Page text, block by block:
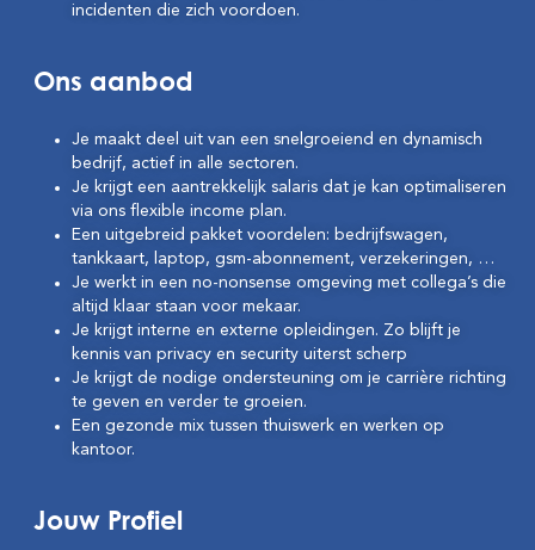
incidenten die zich voordoen.
Ons aanbod
Je maakt deel uit van een snelgroeiend en dynamisch
bedrijf, actief in alle sectoren.
Je krijgt een aantrekkelijk salaris dat je kan optimaliseren
via ons flexible income plan.
Een uitgebreid pakket voordelen: bedrijfswagen,
tankkaart, laptop, gsm-abonnement, verzekeringen, …
Je werkt in een no-nonsense omgeving met collega’s die
altijd klaar staan voor mekaar.
Je krijgt interne en externe opleidingen. Zo blijft je
kennis van privacy en security uiterst scherp
Je krijgt de nodige ondersteuning om je carrière richting
te geven en verder te groeien.
Een gezonde mix tussen thuiswerk en werken op
kantoor.
Jouw Profiel